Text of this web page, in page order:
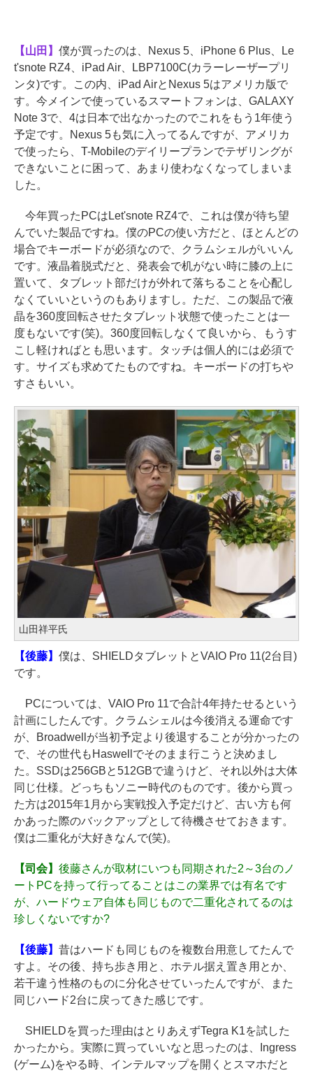
【山田】 僕が買ったのは、Nexus 5、iPhone 6 Plus、Le
t'snote RZ4、iPad Air、LBP7100C(カラーレーザープリ
ンタ)です。この内、iPad AirとNexus 5はアメリカ版で
す。今メインで使っているスマートフォンは、GALAXY
Note 3で、4は日本で出なかったのでこれをもう1年使う
予定です。Nexus 5も気に入ってるんですが、アメリカ
で使ったら、T-Mobileのデイリープランでテザリングが
できないことに困って、あまり使わなくなってしまいま
した。
今年買ったPCはLet'snote RZ4で、これは僕が待ち望
んでいた製品ですね。僕のPCの使い方だと、ほとんどの
場合でキーボードが必須なので、クラムシェルがいいん
です。液晶着脱式だと、発表会で机がない時に膝の上に
置いて、タブレット部だけが外れて落ちることを心配し
なくていいというのもありますし。ただ、この製品で液
晶を360度回転させたタブレット状態で使ったことは一
度もないです(笑)。360度回転しなくて良いから、もうす
こし軽ければとも思います。タッチは個人的には必須で
す。サイズも求めてたものですね。キーボードの打ちや
すさもいい。
山田祥平氏
【後藤】 僕は、SHIELDタブレットとVAIO Pro 11(2台目)
です。
PCについては、VAIO Pro 11で合計4年持たせるという
計画にしたんです。クラムシェルは今後消える運命です
が、Broadwellが当初予定より後退することが分かったの
で、その世代もHaswellでそのまま行こうと決めまし
た。SSDは256GBと512GBで違うけど、それ以外は大体
同じ仕様。どっちもソニー時代のものです。後から買っ
た方は2015年1月から実戦投入予定だけど、古い方も何
かあった際のバックアップとして待機させておきます。
僕は二重化が大好きなんで(笑)。
【司会】 後藤さんが取材にいつも同期された2～3台のノ
ートPCを持って行ってることはこの業界では有名です
が、ハードウェア自体も同じもので二重化されてるのは
珍しくないですか?
【後藤】 昔はハードも同じものを複数台用意してたんで
すよ。その後、持ち歩き用と、ホテル据え置き用とか、
若干違う性格のものに分化させていったんですが、また
同じハード2台に戻ってきた感じです。
SHIELDを買った理由はとりあえずTegra K1を試した
かったから。実際に買っていいなと思ったのは、Ingress
(ゲーム)をやる時、インテルマップを開くとスマホだと